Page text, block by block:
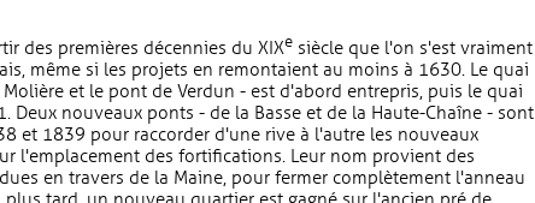
des premières décennies du XIXe siècle que l'on s'est vraiment
même si les projets en remontaient au moins à 1630. Le quai
et le pont de Verdun - est d'abord entrepris, puis le quai
Deux nouveaux ponts - de la Basse et de la Haute-Chaîne - sont
et 1839 pour raccorder d'une rive à l'autre les nouveaux
l'emplacement des fortifications. Leur nom provient des
en travers de la Maine, pour fermer complètement l'anneau